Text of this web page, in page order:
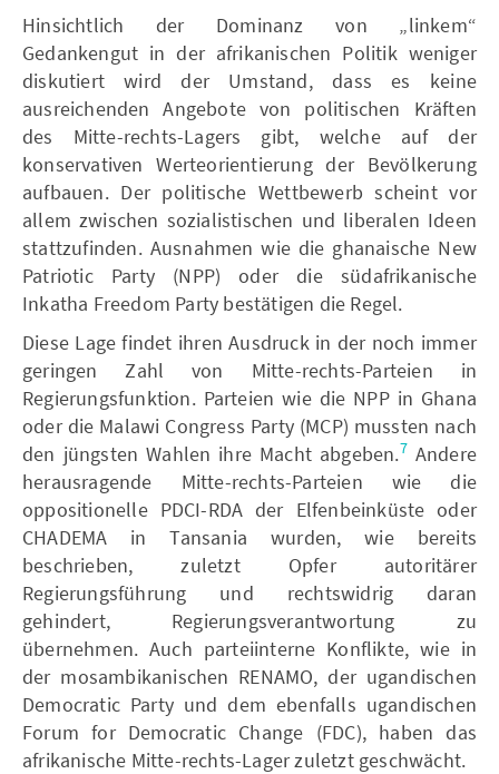
Hinsichtlich der Dominanz von „linkem“
Gedankengut in der afrikanischen Politik weniger
diskutiert wird der Umstand, dass es keine
ausreichenden Angebote von politischen Kräften
des Mitte-rechts-Lagers gibt, welche auf der
konservativen Werteorientierung der Bevölkerung
aufbauen. Der politische Wettbewerb scheint vor
allem zwischen sozialistischen und liberalen Ideen
stattzufinden. Ausnahmen wie die ghanaische New
Patriotic Party (NPP) oder die südafrikanische
Inkatha Freedom Party bestätigen die Regel.
Diese Lage findet ihren Ausdruck in der noch immer
geringen Zahl von Mitte-rechts-Parteien in
Regierungsfunktion. Parteien wie die NPP in Ghana
oder die Malawi Congress Party (MCP) mussten nach
den jüngsten Wahlen ihre Macht abgeben.7 Andere
herausragende Mitte-rechts-Parteien wie die
oppositionelle PDCI-RDA der Elfenbeinküste oder
CHADEMA in Tansania wurden, wie bereits
beschrieben, zuletzt Opfer autoritärer
Regierungsführung und rechtswidrig daran
gehindert, Regierungsverantwortung zu
übernehmen. Auch parteiinterne Konflikte, wie in
der mosambikanischen RENAMO, der ugandischen
Democratic Party und dem ebenfalls ugandischen
Forum for Democratic Change (FDC), haben das
afrikanische Mitte-rechts-Lager zuletzt geschwächt.